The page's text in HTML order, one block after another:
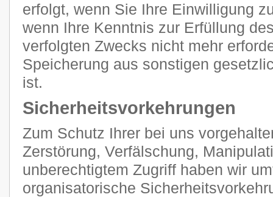
erfolgt, wenn Sie Ihre Einwilligung
wenn Ihre Kenntnis zur Erfüllung
verfolgten Zwecks nicht mehr
Speicherung aus sonstigen
ist.
Sicherheitsvorkehrungen
Zum Schutz Ihrer bei uns
Zerstörung, Verfälschung,
unberechtigtem Zugriff haben wir
organisatorische